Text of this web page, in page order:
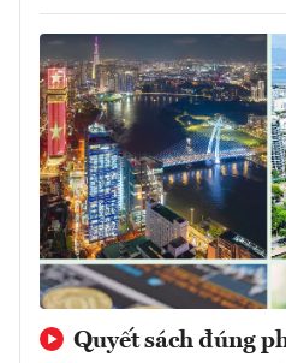
Quyết sách đúng